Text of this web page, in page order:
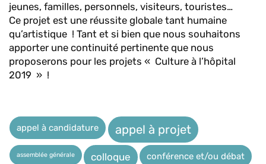
jeunes, familles, personnels, visiteurs, touristes…
Ce projet est une réussite globale tant humaine
qu’artistique ! Tant et si bien que nous souhaitons
apporter une continuité pertinente que nous
proposerons pour les projets « Culture à l’hôpital
2019 » !
appel à candidature appel à projet
assemblée générale colloque conférence et/ou débat